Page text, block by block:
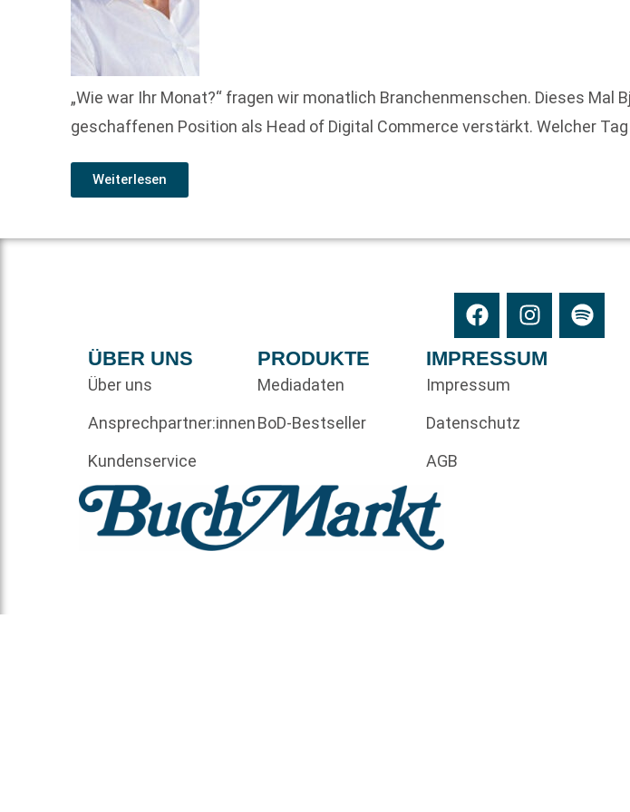
„Wie war Ihr Monat?“ fragen wir monatlich Branchenmenschen. Dieses Mal
geschaffenen Position als Head of Digital Commerce verstärkt. Welcher
Weiterlesen
ÜBER UNS
Über uns
Ansprechpartner:innen
Kundenservice
PRODUKTE
Mediadaten
BoD-Bestseller
IMPRESSUM
Impressum
Datenschutz
AGB